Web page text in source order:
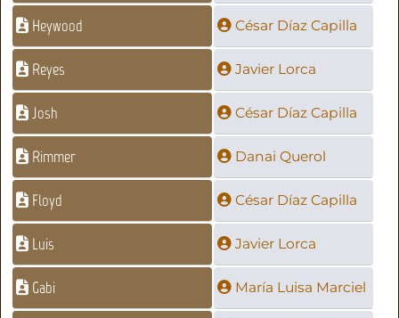
Heywood César Díaz Capilla
Reyes Javier Lorca
Josh César Díaz Capilla
Rimmer Danai Querol
Floyd César Díaz Capilla
Luis Javier Lorca
Gabi María Luisa Marciel